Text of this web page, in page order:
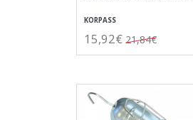
KORPASS
15,92€ 21,84€